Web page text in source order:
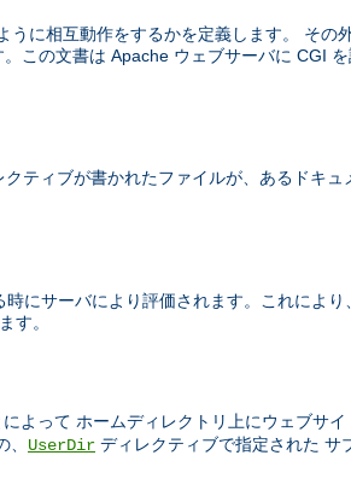
に相互動作をするかを定義します。 その
この文書は Apache ウェブサーバに CGI
ティブが書かれたファイルが、あるドキ
にサーバにより評価されます。これによ
す。
よって ホームディレクトリ上にウェブサ
UserDir ディレクティブで指定された サ